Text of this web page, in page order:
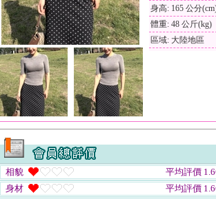
身高: 165 公分
體重: 48 公斤(kg)
區域: 大陸地區
相貌
平均評價
身材
平均評價